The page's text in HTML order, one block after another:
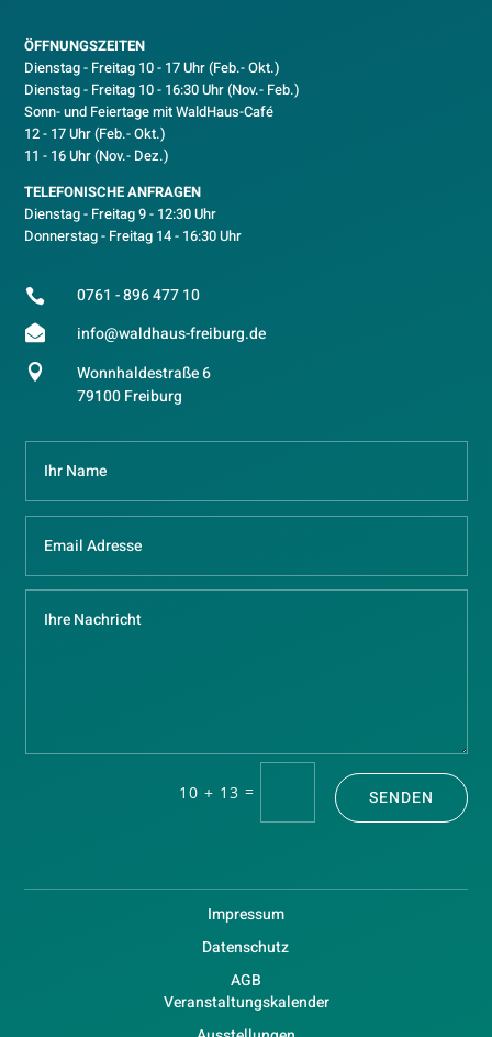
ÖFFNUNGSZEITEN
Dienstag - Freitag 10 - 17 Uhr (Feb.- Okt.)
Dienstag - Freitag 10 - 16:30 Uhr (Nov.- Feb.)
Sonn- und Feiertage mit WaldHaus-Café
12 - 17 Uhr (Feb.- Okt.)
11 - 16 Uhr (Nov.- Dez.)
TELEFONISCHE ANFRAGEN
Dienstag - Freitag 9 - 12:30 Uhr
Donnerstag - Freitag 14 - 16:30 Uhr
 0761 - 896 477 10
 info@waldhaus-freiburg.de

Wonnhaldestraße 6
79100 Freiburg
10 + 13 = SENDEN
Impressum
Datenschutz
AGB
Veranstaltungskalender